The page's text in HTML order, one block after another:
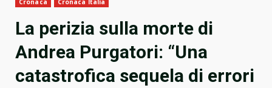
Cronaca Cronaca Italia
La perizia sulla morte di
Andrea Purgatori: “Una
catastrofica sequela di errori